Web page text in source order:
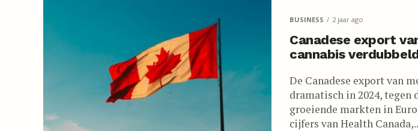
BUSINESS 2 jaar ago
Canadese export
cannabis
De Canadese export van
dramatisch in 2024, tegen
groeiende markten in
cijfers van Health